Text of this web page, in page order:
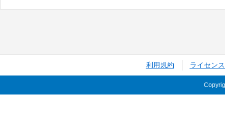
利用規約 ライセン